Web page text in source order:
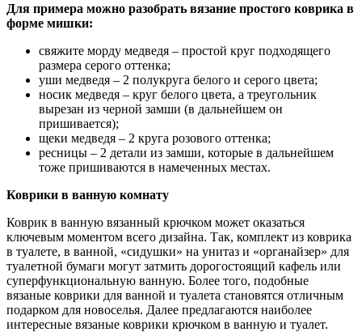
Для примера можно разобрать вязание простого коврика в
форме мишки:
свяжите морду медведя – простой круг подходящего
размера серого оттенка;
уши медведя – 2 полукруга белого и серого цвета;
носик медведя – круг белого цвета, а треугольник
вырезан из черной замши (в дальнейшем он
пришивается);
щеки медведя – 2 круга розового оттенка;
ресницы – 2 детали из замши, которые в дальнейшем
тоже пришиваются в намеченных местах.
Коврики в ванную комнату
Коврик в ванную вязанный крючком может оказаться
ключевым моментом всего дизайна. Так, комплект из коврика
в туалете, в ванной, «сидушки» на унитаз и «органайзер» для
туалетной бумаги могут затмить дорогостоящий кафель или
суперфункциональную ванную. Более того, подобные
вязаные коврики для ванной и туалета становятся отличным
подарком для новоселья. Далее предлагаются наиболее
интересные вязаные коврики крючком в ванную и туалет.